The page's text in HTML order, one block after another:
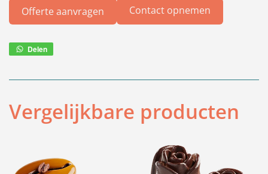
Offerte aanvragen Contact opnemen
Delen
Vergelijkbare producten